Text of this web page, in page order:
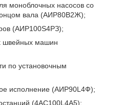
моноблочных насосов со
вала (АИР80В2Ж);
(АИР100S4РЗ);
машин
по установочным
исполнение (АИР90L4Ф);
(4АС100L4А5);